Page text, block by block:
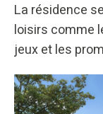
La résidence
loisirs comme
jeux et les